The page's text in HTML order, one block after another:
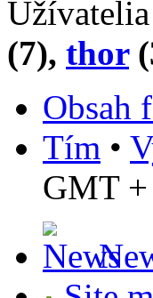
(7), thor
Obsah
Tím •
GMT